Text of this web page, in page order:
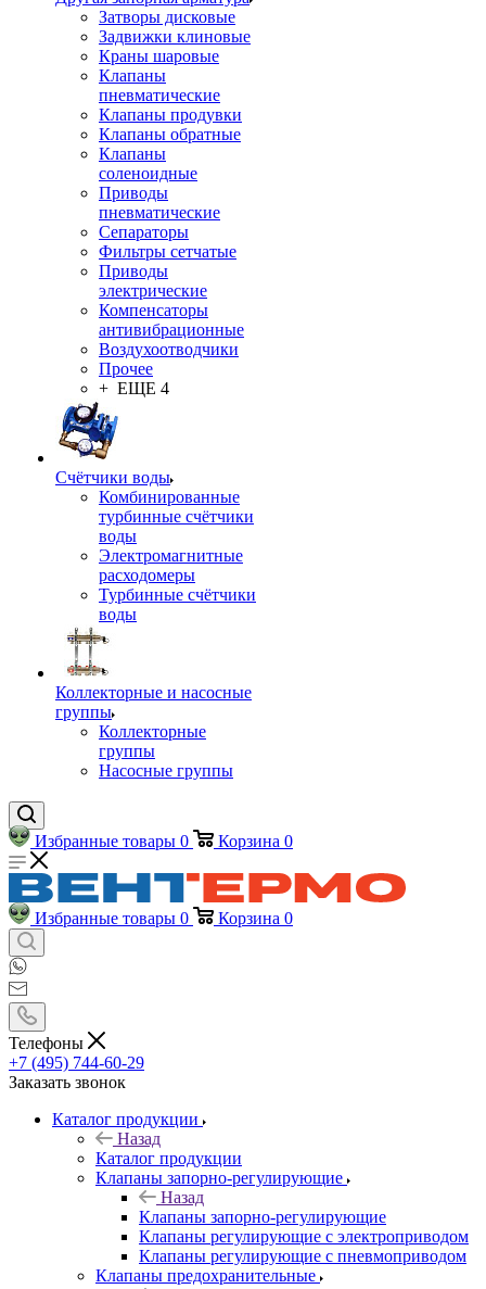
Затворы дисковые
Задвижки клиновые
Краны шаровые
Клапаны
пневматические
Клапаны продувки
Клапаны обратные
Клапаны
соленоидные
Приводы
пневматические
Сепараторы
Фильтры сетчатые
Приводы
электрические
Компенсаторы
антивибрационные
Воздухоотводчики
Прочее
+ ЕЩЕ 4
Счётчики воды
Комбинированные
турбинные счётчики
воды
Электромагнитные
расходомеры
Турбинные счётчики
воды
Коллекторные и насосные
группы
Коллекторные
группы
Насосные группы
Избранные товары 0 Корзина 0
Избранные товары 0 Корзина 0
Телефоны
+7 (495) 744-60-29
Заказать звонок
Каталог продукции
Назад
Каталог продукции
Клапаны запорно-регулирующие
Назад
Клапаны запорно-регулирующие
Клапаны регулирующие с электроприводом
Клапаны регулирующие с пневмоприводом
Клапаны предохранительные